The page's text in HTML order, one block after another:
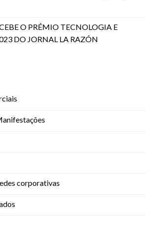
O PRÉMIO TECNOLOGIA E
DO JORNAL LA RAZÓN
corporativas